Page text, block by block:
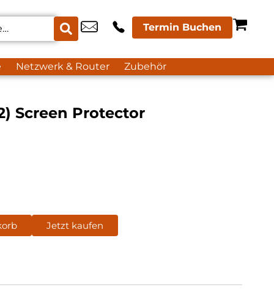
Termin Buchen
Netzwerk & Router Zubehör
Screen Protector
Jetzt kaufen